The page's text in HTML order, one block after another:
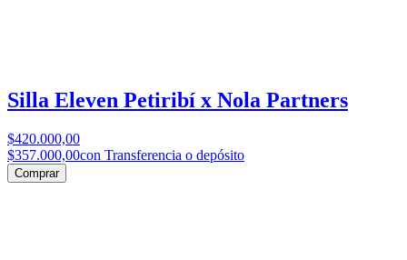
Silla Eleven Petiribí x Nola Partners
$420.000,00
$357.000,00con Transferencia o depósito
Comprar